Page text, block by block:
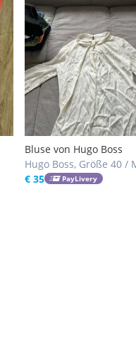
Bluse von Hugo Boss
Hugo Boss, Größe 40 /
€ 35
PayLivery